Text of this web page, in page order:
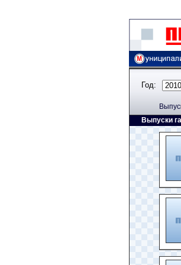
Год:
Выпуски